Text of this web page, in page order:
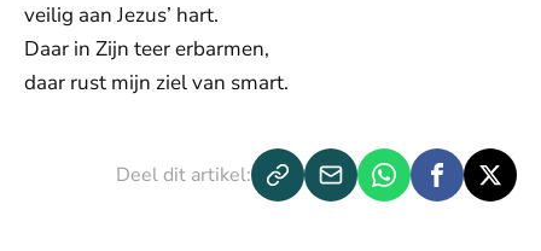
veilig aan Jezus’ hart.
Daar in Zijn teer erbarmen,
daar rust mijn ziel van smart.
Deel dit artikel: